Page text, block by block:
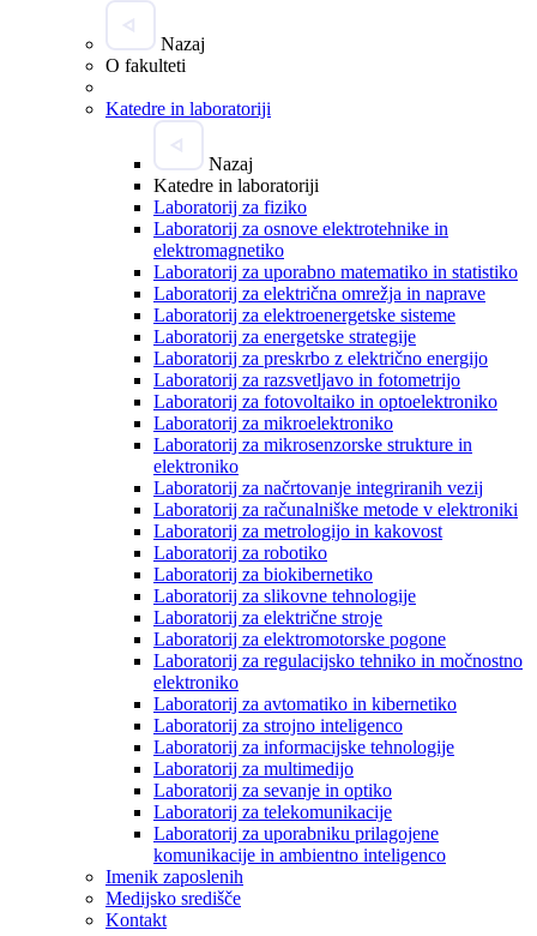
Nazaj
O fakulteti
Katedre in laboratoriji
Nazaj
Katedre in laboratoriji
Laboratorij za fiziko
Laboratorij za osnove elektrotehnike in
elektromagnetiko
Laboratorij za uporabno matematiko in statistiko
Laboratorij za električna omrežja in naprave
Laboratorij za elektroenergetske sisteme
Laboratorij za energetske strategije
Laboratorij za preskrbo z električno energijo
Laboratorij za razsvetljavo in fotometrijo
Laboratorij za fotovoltaiko in optoelektroniko
Laboratorij za mikroelektroniko
Laboratorij za mikrosenzorske strukture in
elektroniko
Laboratorij za načrtovanje integriranih vezij
Laboratorij za računalniške metode v elektroniki
Laboratorij za metrologijo in kakovost
Laboratorij za robotiko
Laboratorij za biokibernetiko
Laboratorij za slikovne tehnologije
Laboratorij za električne stroje
Laboratorij za elektromotorske pogone
Laboratorij za regulacijsko tehniko in močnostno
elektroniko
Laboratorij za avtomatiko in kibernetiko
Laboratorij za strojno inteligenco
Laboratorij za informacijske tehnologije
Laboratorij za multimedijo
Laboratorij za sevanje in optiko
Laboratorij za telekomunikacije
Laboratorij za uporabniku prilagojene
komunikacije in ambientno inteligenco
Imenik zaposlenih
Medijsko središče
Kontakt